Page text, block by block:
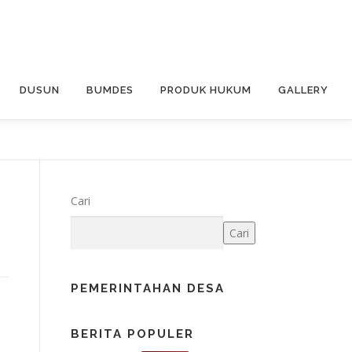
DUSUN BUMDES PRODUK HUKUM GALLERY
Cari
Cari
PEMERINTAHAN DESA
BERITA POPULER